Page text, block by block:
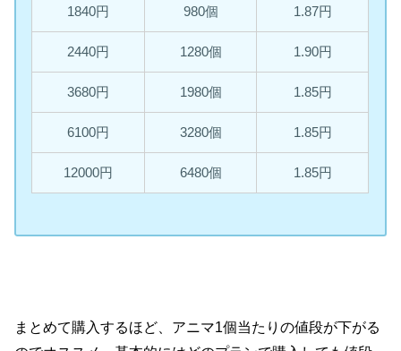
1840円 980個 1.87円
2440円 1280個 1.90円
3680円 1980個 1.85円
6100円 3280個 1.85円
12000円 6480個 1.85円
まとめて購入するほど、アニマ1個当たりの値段が下がる